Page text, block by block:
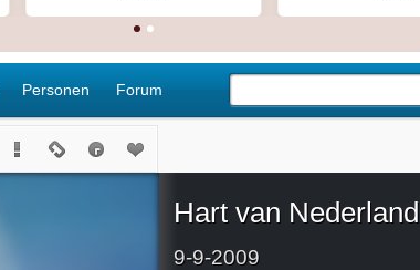
Personen Forum
Hart van Nederland
9-9-2009